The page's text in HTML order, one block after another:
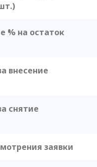
% на остаток
внесение
снятие
заявки